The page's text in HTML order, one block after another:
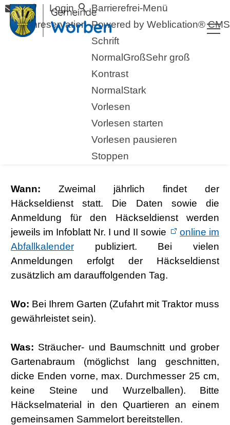
Barrierefrei-Menü
Powered by Weblication® CMS
Schrift
Normal GroßSehr groß
Kontrast
Normal Stark
Vorlesen
Vorlesen starten
Vorlesen pausieren
Stoppen
Login
Raumreservation
zurück zur Übersicht
Häckseldienst
Wann: Zweimal jährlich findet der
Häckseldienst statt. Die Daten sowie die
Anmeldung für den Häckseldienst werden
jeweils im Infoblatt Nr. I und II sowie
online im
Abfallkalender publiziert. Bei vielen
Anmeldungen erfolgt der Häckseldienst
zusätzlich am darauffolgenden Tag.
Wo: Bei Ihrem Garten (Zufahrt mit Traktor muss
gewährleistet sein).
Was: Sträucher- und Baumschnitt und grober
Gartenabraum (möglichst lang geschnitten,
dicke Enden vorne, max. Durchmesser 25 cm,
keine Steine und Wurzelballen). Bitte
Häckselmaterial in den Quartieren an einem
gemeinsamen Sammelort bereitstellen.